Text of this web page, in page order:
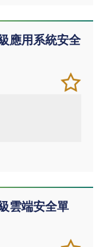
應用系統安全
加
入/
儲存
課程
雲端安全單